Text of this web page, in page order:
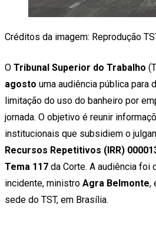
Créditos da imagem: Reprodução
O Tribunal Superior do Trabalho
agosto uma audiência pública para
limitação do uso do banheiro por
jornada. O objetivo é reunir
institucionais que subsidiem o
Recursos Repetitivos (IRR)
Tema 117 da Corte. A audiência foi
incidente, ministro Agra Belmonte,
sede do TST, em Brasília.